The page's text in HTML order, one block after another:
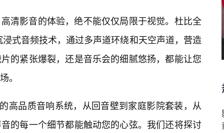
清影音的体验，绝不能仅仅局限于视觉。杜比全
式音频技术，通过多声道环绕和天空声道，营造
的紧张爆裂，还是音乐会的细腻悠扬，都能让您
。
高品质音响系统，从回音壁到家庭影院套装，从
的每一个细节都能触动您的心弦。我们还将探讨